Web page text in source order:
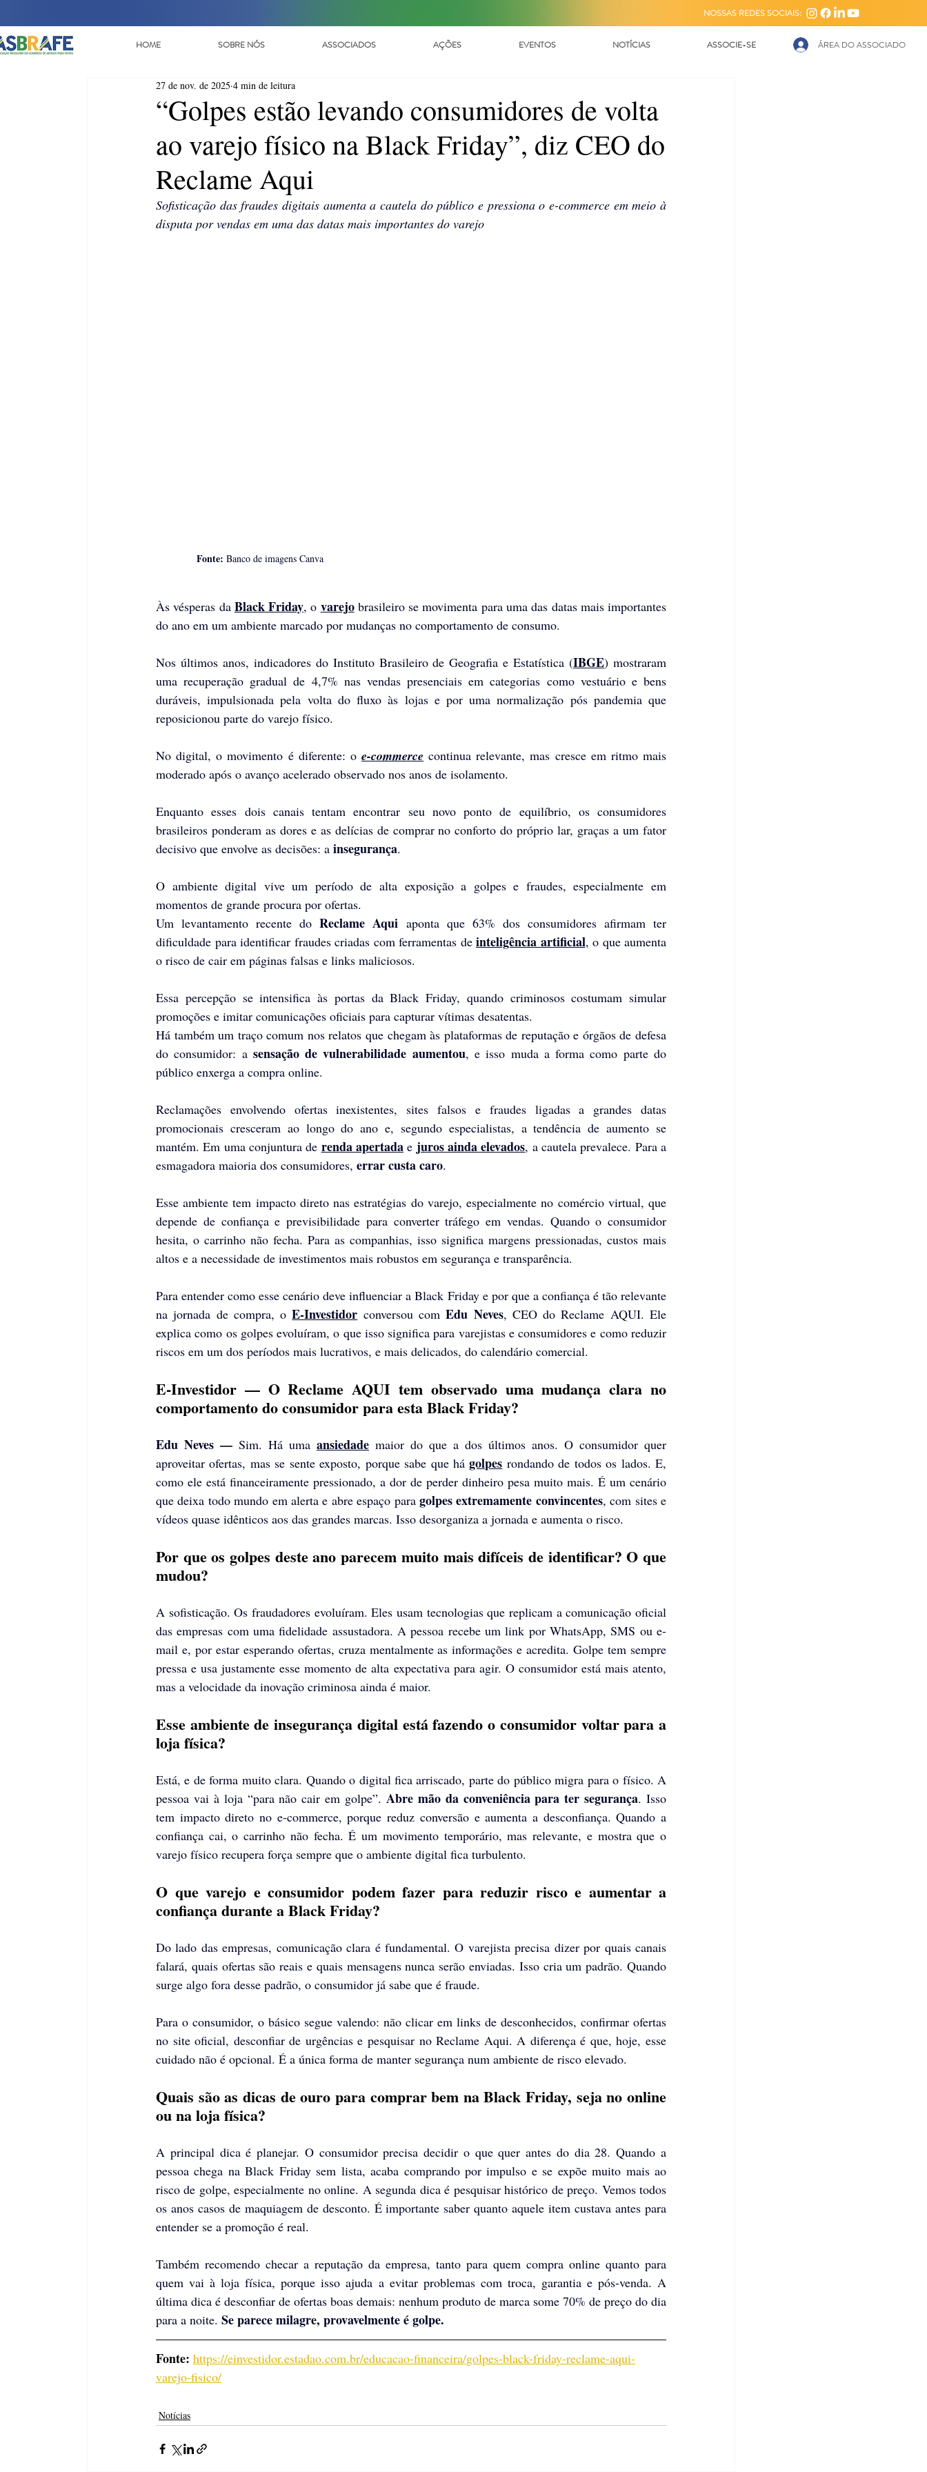
NOSSAS REDES SOCIAIS:
HOME SOBRE NÓS ASSOCIADOS AÇÕES EVENTOS NOTÍCIAS ASSOCIE-SE ÁREA DO ASSOCIADO
“Golpes estão levando consumidores de volta
ao varejo físico na Black Friday”, diz CEO do
Reclame Aqui
27 de nov. de 2025 4 min de leitura
Sofisticação das fraudes digitais aumenta a cautela do público e pressiona o e-commerce em meio à
disputa por vendas em uma das datas mais importantes do varejo
Fonte: Banco de imagens Canva
Às vésperas da Black Friday, o varejo brasileiro se movimenta para uma das datas mais importantes
do ano em um ambiente marcado por mudanças no comportamento de consumo.
Nos últimos anos, indicadores do Instituto Brasileiro de Geografia e Estatística (IBGE) mostraram
uma recuperação gradual de 4,7% nas vendas presenciais em categorias como vestuário e bens
duráveis, impulsionada pela volta do fluxo às lojas e por uma normalização pós pandemia que
reposicionou parte do varejo físico.
No digital, o movimento é diferente: o e-commerce continua relevante, mas cresce em ritmo mais
moderado após o avanço acelerado observado nos anos de isolamento.
Enquanto esses dois canais tentam encontrar seu novo ponto de equilíbrio, os consumidores
brasileiros ponderam as dores e as delícias de comprar no conforto do próprio lar, graças a um fator
decisivo que envolve as decisões: a insegurança.
O ambiente digital vive um período de alta exposição a golpes e fraudes, especialmente em
momentos de grande procura por ofertas.
Um levantamento recente do Reclame Aqui aponta que 63% dos consumidores afirmam ter
dificuldade para identificar fraudes criadas com ferramentas de inteligência artificial, o que aumenta
o risco de cair em páginas falsas e links maliciosos.
Essa percepção se intensifica às portas da Black Friday, quando criminosos costumam simular
promoções e imitar comunicações oficiais para capturar vítimas desatentas.
Há também um traço comum nos relatos que chegam às plataformas de reputação e órgãos de defesa
do consumidor: a sensação de vulnerabilidade aumentou, e isso muda a forma como parte do
público enxerga a compra online.
Reclamações envolvendo ofertas inexistentes, sites falsos e fraudes ligadas a grandes datas
promocionais cresceram ao longo do ano e, segundo especialistas, a tendência de aumento se
mantém. Em uma conjuntura de renda apertada e juros ainda elevados, a cautela prevalece. Para a
esmagadora maioria dos consumidores, errar custa caro.
Esse ambiente tem impacto direto nas estratégias do varejo, especialmente no comércio virtual, que
depende de confiança e previsibilidade para converter tráfego em vendas. Quando o consumidor
hesita, o carrinho não fecha. Para as companhias, isso significa margens pressionadas, custos mais
altos e a necessidade de investimentos mais robustos em segurança e transparência.
Para entender como esse cenário deve influenciar a Black Friday e por que a confiança é tão relevante
na jornada de compra, o E-Investidor conversou com Edu Neves, CEO do Reclame AQUI. Ele
explica como os golpes evoluíram, o que isso significa para varejistas e consumidores e como reduzir
riscos em um dos períodos mais lucrativos, e mais delicados, do calendário comercial.
E-Investidor — O Reclame AQUI tem observado uma mudança clara no
comportamento do consumidor para esta Black Friday?
Edu Neves — Sim. Há uma ansiedade maior do que a dos últimos anos. O consumidor quer
aproveitar ofertas, mas se sente exposto, porque sabe que há golpes rondando de todos os lados. E,
como ele está financeiramente pressionado, a dor de perder dinheiro pesa muito mais. É um cenário
que deixa todo mundo em alerta e abre espaço para golpes extremamente convincentes, com sites e
vídeos quase idênticos aos das grandes marcas. Isso desorganiza a jornada e aumenta o risco.
Por que os golpes deste ano parecem muito mais difíceis de identificar? O que
mudou?
A sofisticação. Os fraudadores evoluíram. Eles usam tecnologias que replicam a comunicação oficial
das empresas com uma fidelidade assustadora. A pessoa recebe um link por WhatsApp, SMS ou e-
mail e, por estar esperando ofertas, cruza mentalmente as informações e acredita. Golpe tem sempre
pressa e usa justamente esse momento de alta expectativa para agir. O consumidor está mais atento,
mas a velocidade da inovação criminosa ainda é maior.
Esse ambiente de insegurança digital está fazendo o consumidor voltar para a
loja física?
Está, e de forma muito clara. Quando o digital fica arriscado, parte do público migra para o físico. A
pessoa vai à loja “para não cair em golpe”. Abre mão da conveniência para ter segurança. Isso
tem impacto direto no e-commerce, porque reduz conversão e aumenta a desconfiança. Quando a
confiança cai, o carrinho não fecha. É um movimento temporário, mas relevante, e mostra que o
varejo físico recupera força sempre que o ambiente digital fica turbulento.
O que varejo e consumidor podem fazer para reduzir risco e aumentar a
confiança durante a Black Friday?
Do lado das empresas, comunicação clara é fundamental. O varejista precisa dizer por quais canais
falará, quais ofertas são reais e quais mensagens nunca serão enviadas. Isso cria um padrão. Quando
surge algo fora desse padrão, o consumidor já sabe que é fraude.
Para o consumidor, o básico segue valendo: não clicar em links de desconhecidos, confirmar ofertas
no site oficial, desconfiar de urgências e pesquisar no Reclame Aqui. A diferença é que, hoje, esse
cuidado não é opcional. É a única forma de manter segurança num ambiente de risco elevado.
Quais são as dicas de ouro para comprar bem na Black Friday, seja no online
ou na loja física?
A principal dica é planejar. O consumidor precisa decidir o que quer antes do dia 28. Quando a
pessoa chega na Black Friday sem lista, acaba comprando por impulso e se expõe muito mais ao
risco de golpe, especialmente no online. A segunda dica é pesquisar histórico de preço. Vemos todos
os anos casos de maquiagem de desconto. É importante saber quanto aquele item custava antes para
entender se a promoção é real.
Também recomendo checar a reputação da empresa, tanto para quem compra online quanto para
quem vai à loja física, porque isso ajuda a evitar problemas com troca, garantia e pós-venda. A
última dica é desconfiar de ofertas boas demais: nenhum produto de marca some 70% de preço do dia
para a noite. Se parece milagre, provavelmente é golpe.
Fonte: https://einvestidor.estadao.com.br/educacao-financeira/golpes-black-friday-reclame-aqui-
varejo-fisico/
Notícias